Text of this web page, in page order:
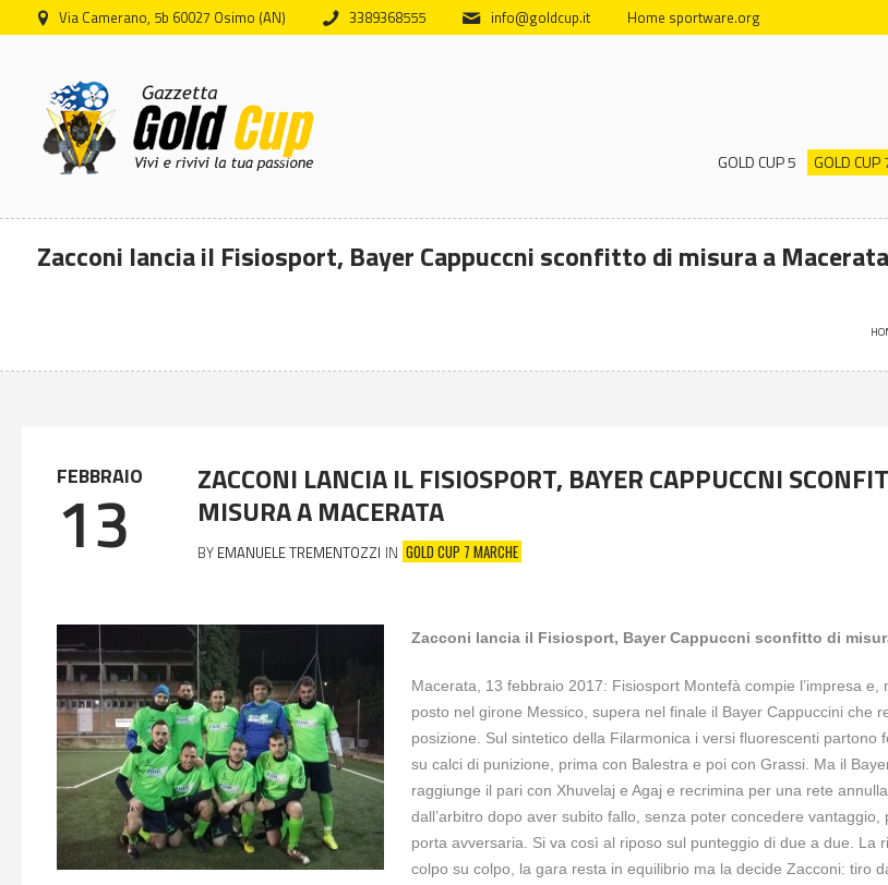
Via Camerano, 5b 60027 Osimo (AN) 3389368555 info@goldcup.it Home sportware.org
GOLD CUP 5 GOLD CUP
Zacconi lancia il Fisiosport, Bayer Cappuccni sconfitto di misura a Macerata
FEBBRAIO
13
ZACCONI LANCIA IL FISIOSPORT, BAYER CAPPUCCNI
MISURA A MACERATA
BY EMANUELE TREMENTOZZI IN GOLD CUP 7 MARCHE
Zacconi lancia il Fisiosport, Bayer Cappuccni sconfitto di
Macerata, 13 febbraio 2017: Fisiosport Montefà compie l’impresa e,
posto nel girone Messico, supera nel finale il Bayer Cappuccini che
posizione. Sul sintetico della Filarmonica i versi fluorescenti partono
su calci di punizione, prima con Balestra e poi con Grassi. Ma il
raggiunge il pari con Xhuvelaj e Agaj e recrimina per una rete
dall’arbitro dopo aver subito fallo, senza poter concedere
porta avversaria. Si va così al riposo sul punteggio di due a due. La
colpo su colpo, la gara resta in equilibrio ma la decide Zacconi: tiro